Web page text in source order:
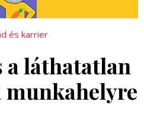
és karrier
a láthatatlan